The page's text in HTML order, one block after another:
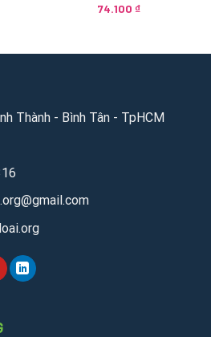
74.100 ₫
Thành - Bình Tân - TpHCM